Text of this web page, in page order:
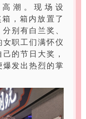
潮。现场设
箱，箱内放置了
别有白兰奖、
职工们满怀仪
的节日大奖，
发出热烈的掌